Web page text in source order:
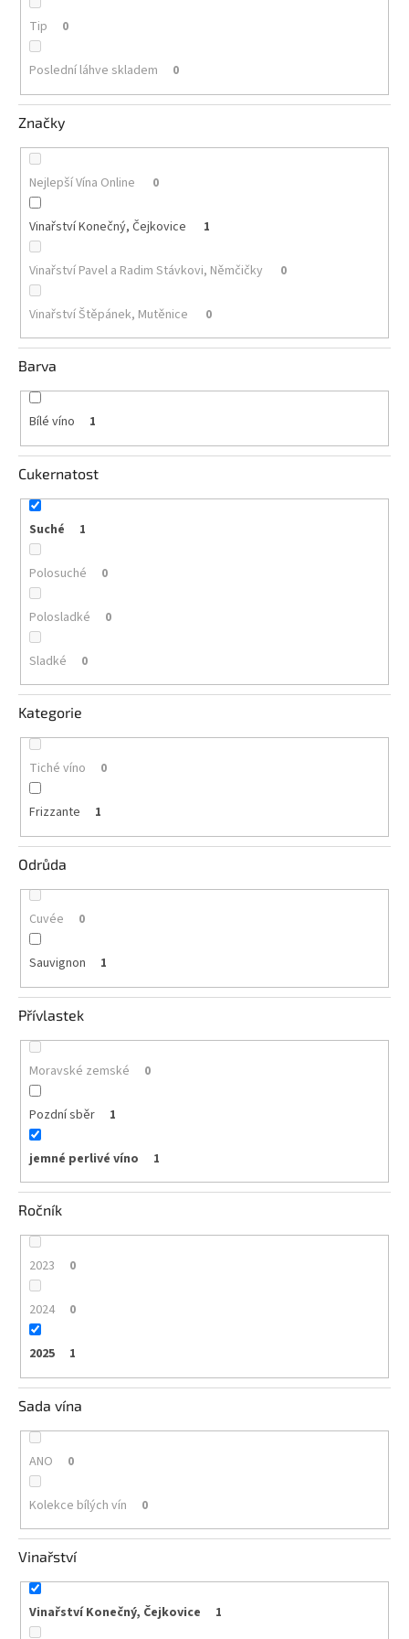
Akční
nabídka
láhve
skladem
Cuvée
vína
Klarety
Vína
podle
jakosti
Víno
podle
cukru
Dárkové
balení
vína
Delikatesy
k
vínu
Vývrtky
BiB
větší
Ostatní
vína
Značky
Přihlášení
Tip 0
Poslední láhve skladem 0
Značky
Nejlepší Vína Online 0
Vinařství Konečný, Čejkovice 1
Vinařství Pavel a Radim Stávkovi, Němčičky 0
Vinařství Štěpánek, Mutěnice 0
Barva
Bílé víno 1
Cukernatost
Suché 1
Polosuché 0
Polosladké 0
Sladké 0
Kategorie
Tiché víno 0
Frizzante 1
Odrůda
Cuvée 0
Sauvignon 1
Přívlastek
Moravské zemské 0
Pozdní sběr 1
jemné perlivé víno 1
Ročník
2023 0
2024 0
2025 1
Sada vína
ANO 0
Kolekce bílých vín 0
Vinařství
Vinařství Konečný, Čejkovice 1